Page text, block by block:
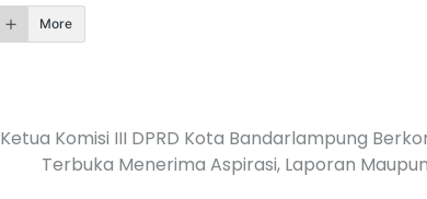
More
Ketua Komisi III DPRD Kota Bandarlampung
Terbuka Menerima Aspirasi, Laporan